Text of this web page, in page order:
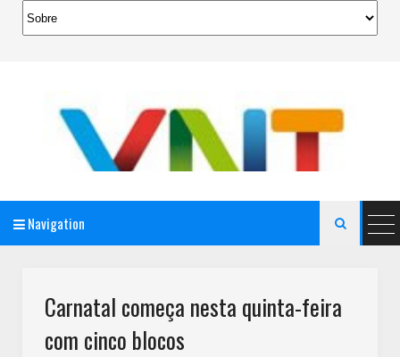
Navigation 
Carnatal começa nesta quinta-feira
com cinco blocos